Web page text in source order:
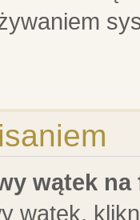
wątek na
wątek,